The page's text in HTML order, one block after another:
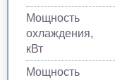
Мощность
охлаждения,
кВт
Мощность